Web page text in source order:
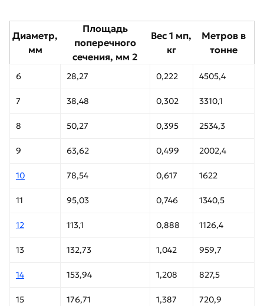
Диаметр,
мм
Площадь
поперечного
сечения, мм 2
Вес 1 мп,
кг
Метров в
тонне
6 28,27 0,222 4505,4
7 38,48 0,302 3310,1
8 50,27 0,395 2534,3
9 63,62 0,499 2002,4
10 78,54 0,617 1622
11 95,03 0,746 1340,5
12 113,1 0,888 1126,4
13 132,73 1,042 959,7
14 153,94 1,208 827,5
15 176,71 1,387 720,9